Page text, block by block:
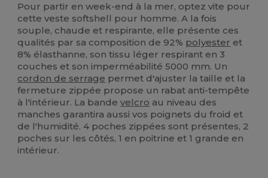
Pour partir en week-end à la mer, optez vite pour
cette veste softshell pour homme. A la fois
souple, chaude et respirante, elle présente ces
qualités par sa composition de 92% polyester et
8% élasthanne, son tissu léger respirant en 3
couches et son imperméabilité 5000 mm. Un
cordon de serrage permet d'ajuster la taille et la
fermeture zippée propose un rabat anti-tempête
à l'intérieur. La bandevelcro au niveau des
manches garantira aussi vos poignets du froid et
de l'humidité. 4 poches zippées sont présentes, 2
poches sur les côtés, 1 en poitrine et 1 grande en
intérieur.